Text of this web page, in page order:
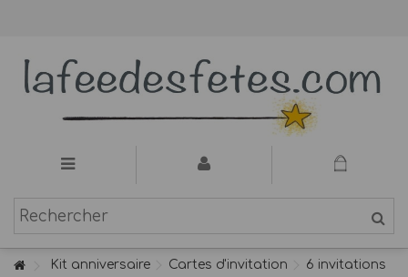
Kit anniversaire Cartes d'invitation
6 invitations